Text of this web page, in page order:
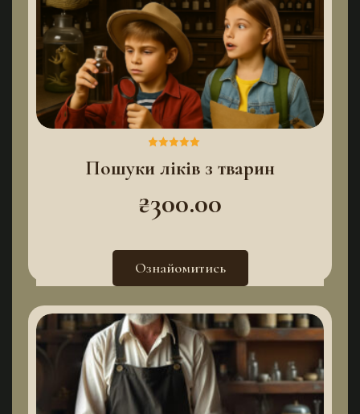
Оцінено в
5.00з 5
Пошуки ліків з тварин
₴300.00
Ознайомитись